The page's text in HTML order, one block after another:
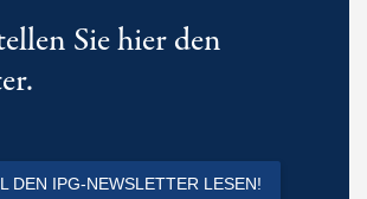
Sie hier den
DEN IPG-NEWSLETTER LESEN!